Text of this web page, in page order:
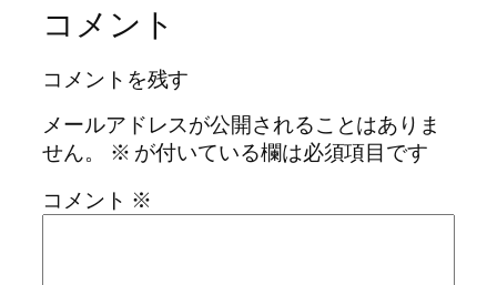
コメント
コメントを残す
メールアドレスが公開されることはありま
せん。
※ が付いている欄は必須項目です
コメント ※